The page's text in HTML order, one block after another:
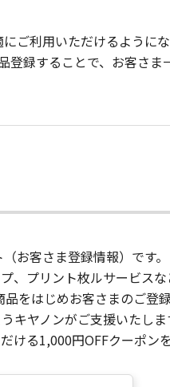
ご利用いただけるようにな
録することで、お客さま
お客さま登録情報）です
、プリント枚ルサービス
をはじめお客さまのご登
キヤノンがご支援いたし
る1,000円OFFクーポン